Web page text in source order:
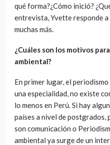
qué forma?¿Cómo inició?
entrevista, Yvette responde
muchas más.
¿Cuáles son los motivos
ambiental?
En primer lugar, el
una especialidad, no existe
lo menos en Perú. Si hay
países a nivel de postgrados,
son comunicación o
ambiental ya surge de un